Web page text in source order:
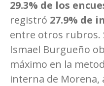
29.3% de los
registró 27.9% de
entre otros rubros.
Ismael Burgueño
máximo en la
interna de Morena,